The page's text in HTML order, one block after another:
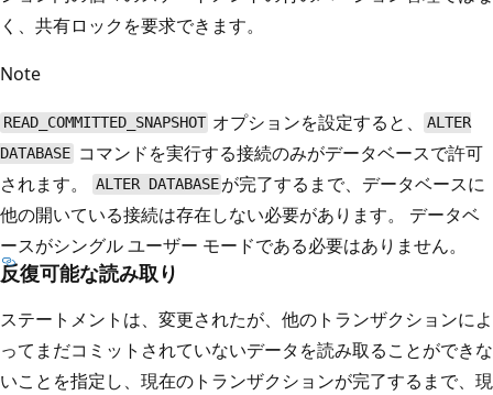
く、共有ロックを要求できます。
Note
READ_COMMITTED_SNAPSHOT オプションを設定すると、
ALTER
DATABASE コマンドを実行する接続のみがデータベースで許可
されます。
ALTER DATABASE が完了するまで、データベースに
他の開いている接続は存在しない必要があります。 データベ
ースがシングル ユーザー モードである必要はありません。
反復可能な読み取り
ステートメントは、変更されたが、他のトランザクションによ
ってまだコミットされていないデータを読み取ることができな
いことを指定し、現在のトランザクションが完了するまで、現